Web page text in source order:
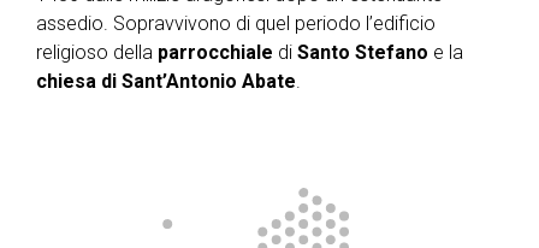
assedio. Sopravvivono di quel periodo l’edificio
religioso della parrocchiale di Santo Stefano e la
chiesa di Sant’Antonio Abate.